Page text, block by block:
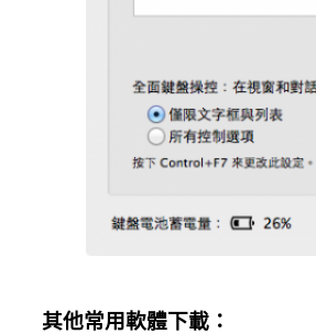
其他常用軟體下載：